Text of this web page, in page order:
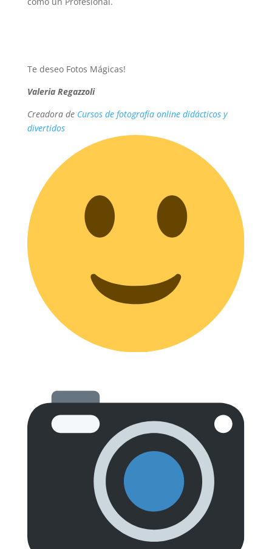
Te deseo Fotos Mágicas!
Valeria Regazzoli
Creadora de Cursos de fotografía online didácticos y
divertidos